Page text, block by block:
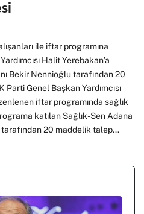
ile iftar programına
Halit Yerebakan’a
Bekir Nennioğlu tarafından 20
Genel Başkan Yardımcısı
iftar programında sağlık
katılan Sağlık-Sen Adana
20 maddelik talep...